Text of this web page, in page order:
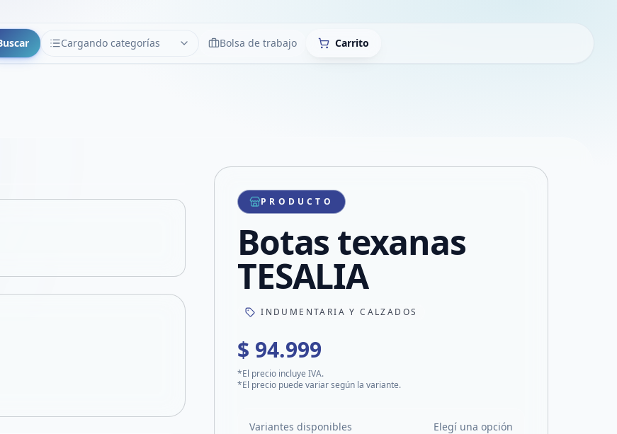
Cargando categorías
CATEGORÍAS LimpiarBolsa de trabajo Carrito
Compartir producto
Compartir por WhatsApp
Compartir por mail
Compartir en Facebook
Compartir en X
PRODUCTO
Botas texanas
TESALIA
INDUMENTARIA Y CALZADOS
$ 94.999
*El precio incluye IVA.
*El precio puede variar según la variante.
Variantes disponibles Elegí una opción